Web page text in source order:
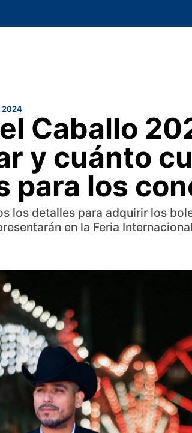
2024
Caballo
y cuánto
para los
los detalles para adquirir los
en la Feria